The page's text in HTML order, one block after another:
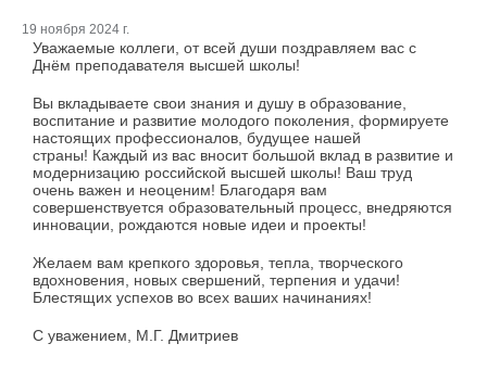
19 ноября 2024 г.
Уважаемые коллеги, от всей души поздравляем вас с
Днём преподавателя высшей школы!
Вы вкладываете свои знания и душу в образование,
воспитание и развитие молодого поколения, формируете
настоящих профессионалов, будущее нашей
страны! Каждый из вас вносит большой вклад в развитие и
модернизацию российской высшей школы! Ваш труд
очень важен и неоценим! Благодаря вам
совершенствуется образовательный процесс, внедряются
инновации, рождаются новые идеи и проекты!
Желаем вам крепкого здоровья, тепла, творческого
вдохновения, новых свершений, терпения и удачи!
Блестящих успехов во всех ваших начинаниях!
С уважением, М.Г. Дмитриев